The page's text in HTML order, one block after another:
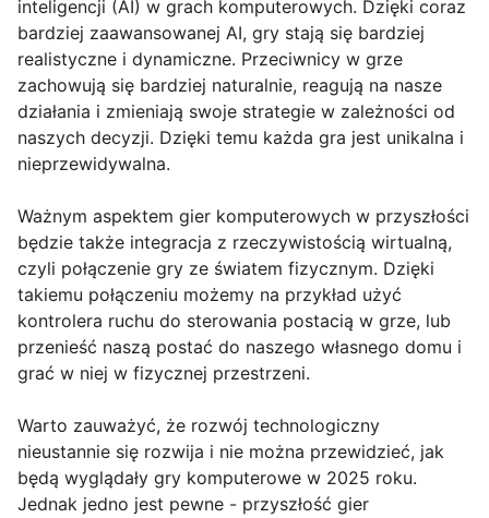
inteligencji (AI) w grach komputerowych. Dzięki coraz
bardziej zaawansowanej AI, gry stają się bardziej
realistyczne i dynamiczne. Przeciwnicy w grze
zachowują się bardziej naturalnie, reagują na nasze
działania i zmieniają swoje strategie w zależności od
naszych decyzji. Dzięki temu każda gra jest unikalna i
nieprzewidywalna.
Ważnym aspektem gier komputerowych w przyszłości
będzie także integracja z rzeczywistością wirtualną,
czyli połączenie gry ze światem fizycznym. Dzięki
takiemu połączeniu możemy na przykład użyć
kontrolera ruchu do sterowania postacią w grze, lub
przenieść naszą postać do naszego własnego domu i
grać w niej w fizycznej przestrzeni.
Warto zauważyć, że rozwój technologiczny
nieustannie się rozwija i nie można przewidzieć, jak
będą wyglądały gry komputerowe w 2025 roku.
Jednak jedno jest pewne - przyszłość gier